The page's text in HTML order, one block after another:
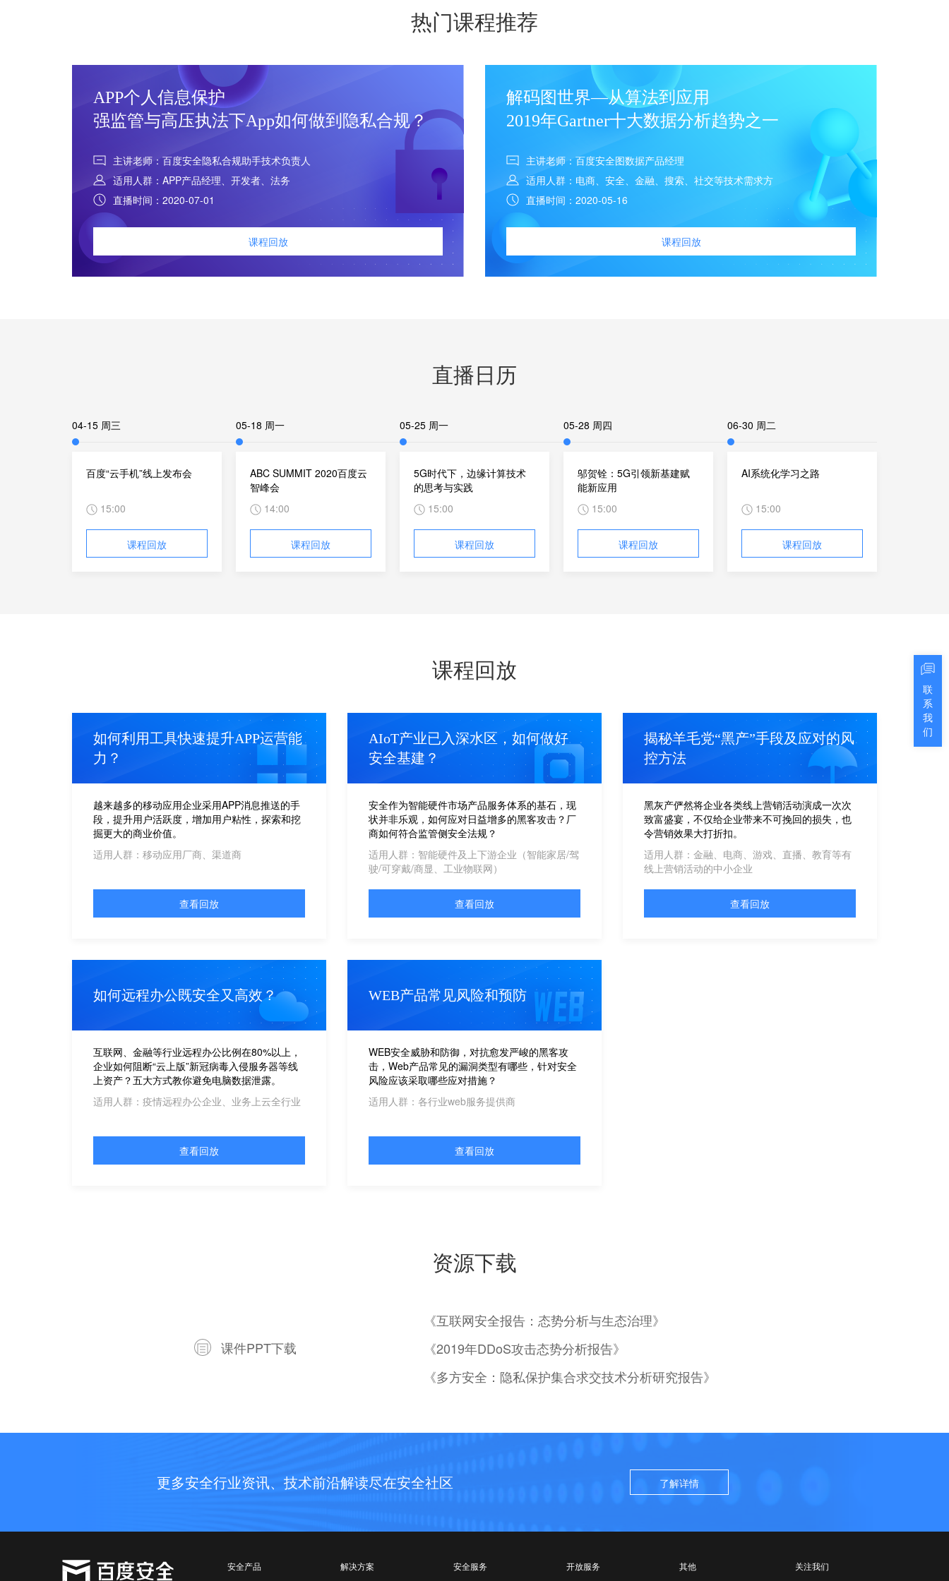
热门课程推荐
APP个人信息保护
强监管与高压执法下App如何做到隐私合规？
主讲老师：百度安全隐私合规助手技术负责人
适用人群：APP产品经理、开发者、法务
直播时间：2020-07-01
课程回放
解码图世界—从算法到应用
2019年Gartner十大数据分析趋势之一
主讲老师：百度安全图数据产品经理
适用人群：电商、安全、金融、搜索、社交等技术需求方
直播时间：2020-05-16
课程回放
直播日历
04-15 周三
百度“云手机”线上发布会
15:00
课程回放
05-18 周一
ABC SUMMIT 2020百度云
智峰会
14:00
课程回放
05-25 周一
5G时代下，边缘计算技术
的思考与实践
15:00
课程回放
05-28 周四
邬贺铨：5G引领新基建赋
能新应用
15:00
课程回放
06-30 周二
AI系统化学习之路
15:00
课程回放
课程回放
如何利用工具快速提升APP运营能
力？
越来越多的移动应用企业采用APP消息推送的手
段，提升用户活跃度，增加用户粘性，探索和挖
掘更大的商业价值。
适用人群：移动应用厂商、渠道商
查看回放
AIoT产业已入深水区，如何做好
安全基建？
安全作为智能硬件市场产品服务体系的基石，现
状并非乐观，如何应对日益增多的黑客攻击？厂
商如何符合监管侧安全法规？
适用人群：智能硬件及上下游企业（智能家居/驾
驶/可穿戴/商显、工业物联网）
查看回放
揭秘羊毛党“黑产”手段及应对的风
控方法
黑灰产俨然将企业各类线上营销活动演成一次次
致富盛宴，不仅给企业带来不可挽回的损失，也
令营销效果大打折扣。
适用人群：金融、电商、游戏、直播、教育等有
线上营销活动的中小企业
查看回放
如何远程办公既安全又高效？
互联网、金融等行业远程办公比例在80%以上，
企业如何阻断“云上版”新冠病毒入侵服务器等线
上资产？五大方式教你避免电脑数据泄露。
适用人群：疫情远程办公企业、业务上云全行业
查看回放
WEB产品常见风险和预防
WEB安全威胁和防御，对抗愈发严峻的黑客攻
击，Web产品常见的漏洞类型有哪些，针对安全
风险应该采取哪些应对措施？
适用人群：各行业web服务提供商
查看回放
资源下载
课件PPT下载
《互联网安全报告：态势分析与生态治理》
《2019年DDoS攻击态势分析报告》
《多方安全：隐私保护集合求交技术分析研究报告》
更多安全行业资讯、技术前沿解读尽在安全社区 了解详情
安全产品 解决方案 安全服务 开放服务 其他 关注我们
联
系
我
们